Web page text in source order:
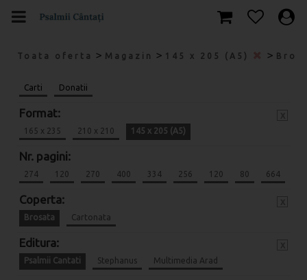
Toata oferta > Magazin > 145 x 205 (A5) >
Carti Donatii
Format:
165 x 235 210 x 210 145 x 205 (A5)
Nr. pagini:
274 120 270 400 334 256 120 80 664
Coperta:
Brosata Cartonata
Editura:
Psalmii Cantati Stephanus Multimedia Arad